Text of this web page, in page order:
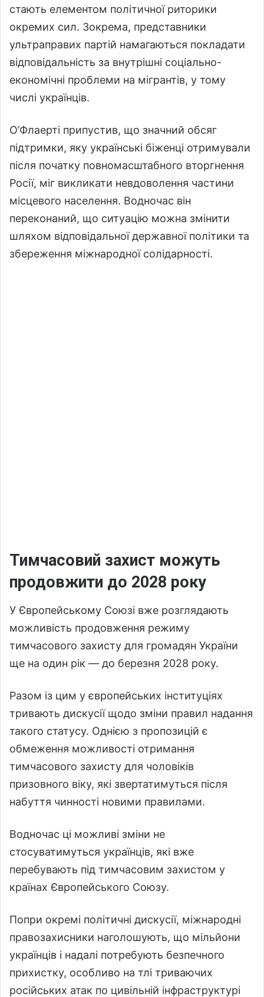
стають елементом політичної риторики
окремих сил. Зокрема, представники
ультраправих партій намагаються покладати
відповідальність за внутрішні соціально-
економічні проблеми на мігрантів, у тому
числі українців.
О’Флаерті припустив, що значний обсяг
підтримки, яку українські біженці отримували
після початку повномасштабного вторгнення
Росії, міг викликати невдоволення частини
місцевого населення. Водночас він
переконаний, що ситуацію можна змінити
шляхом відповідальної державної політики та
збереження міжнародної солідарності.
Тимчасовий захист можуть
продовжити до 2028 року
У Європейському Союзі вже розглядають
можливість продовження режиму
тимчасового захисту для громадян України
ще на один рік — до березня 2028 року.
Разом із цим у європейських інституціях
тривають дискусії щодо зміни правил надання
такого статусу. Однією з пропозицій є
обмеження можливості отримання
тимчасового захисту для чоловіків
призовного віку, які звертатимуться після
набуття чинності новими правилами.
Водночас ці можливі зміни не
стосуватимуться українців, які вже
перебувають під тимчасовим захистом у
країнах Європейського Союзу.
Попри окремі політичні дискусії, міжнародні
правозахисники наголошують, що мільйони
українців і надалі потребують безпечного
прихистку, особливо на тлі триваючих
російських атак по цивільній інфраструктурі